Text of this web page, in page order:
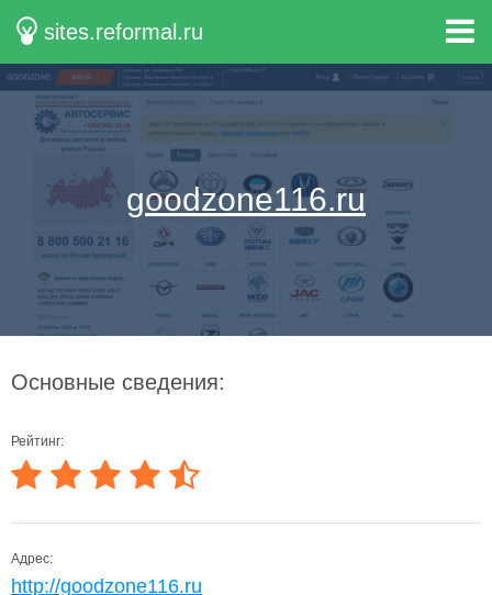
sites.reformal.ru
goodzone116.ru
Основные сведения:
Рейтинг:
Адрес:
http://goodzone116.ru